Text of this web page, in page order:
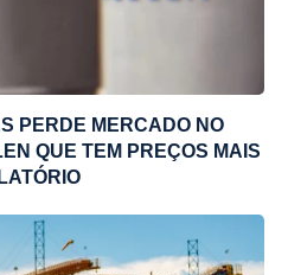
PERDE MERCADO NO
QUE TEM PREÇOS MAIS